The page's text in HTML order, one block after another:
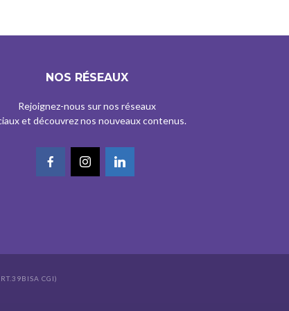
NOS RÉSEAUX
Rejoignez-nous sur nos réseaux
et découvrez nos nouveaux contenus.
CGI)